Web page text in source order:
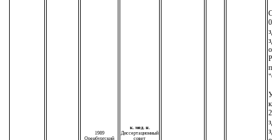
1989
Оренбургский
к. мед. н.
Диссертационный
совет